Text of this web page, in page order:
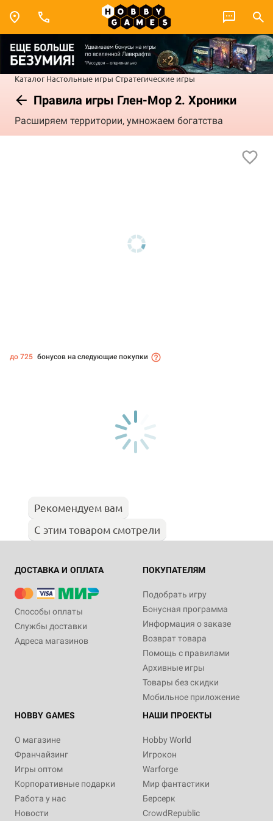
Каталог Настольные игры Стратегические игры
Правила игры Глен-Мор 2. Хроники
Расширяем территории, умножаем богатства
до 725 бонусов на следующие покупки
Рекомендуем вам
С этим товаром смотрели
ДОСТАВКА И ОПЛАТА
Способы оплаты
Службы доставки
Адреса магазинов
ПОКУПАТЕЛЯМ
Подобрать игру
Бонусная программа
Информация о заказе
Возврат товара
Помощь с правилами
Архивные игры
Товары без скидки
Мобильное приложение
HOBBY GAMES
О магазине
Франчайзинг
Игры оптом
Корпоративные подарки
Работа у нас
Новости
НАШИ ПРОЕКТЫ
Hobby World
Игрокон
Warforge
Мир фантастики
Берсерк
CrowdRepublic